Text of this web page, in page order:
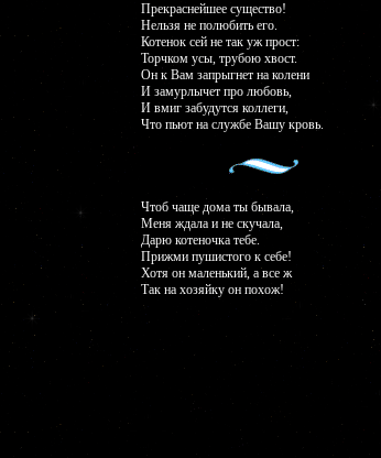
Прекраснейшее существо!
Нельзя не полюбить его.
Котенок сей не так уж прост:
Торчком усы, трубою хвост.
Он к Вам запрыгнет на колени
И замурлычет про любовь,
И вмиг забудутся коллеги,
Что пьют на службе Вашу кровь.
Чтоб чаще дома ты бывала,
Меня ждала и не скучала,
Дарю котеночка тебе.
Прижми пушистого к себе!
Хотя он маленький, а все ж
Так на хозяйку он похож!